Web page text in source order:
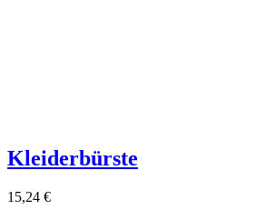
Kleiderbürste
15,24 €